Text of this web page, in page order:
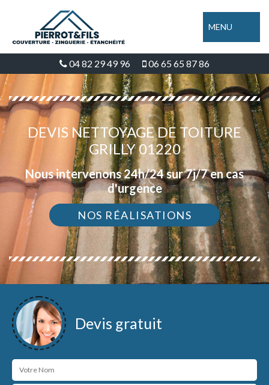
MENU
04 82 29 49 96 06 65 65 87 86
DEVIS NETTOYAGE DE TOITURE
GRILLY 01220
Nous intervenons 24h/24 sur 7j/7 en cas
d'urgence
NOS RÉALISATIONS
Devis gratuit